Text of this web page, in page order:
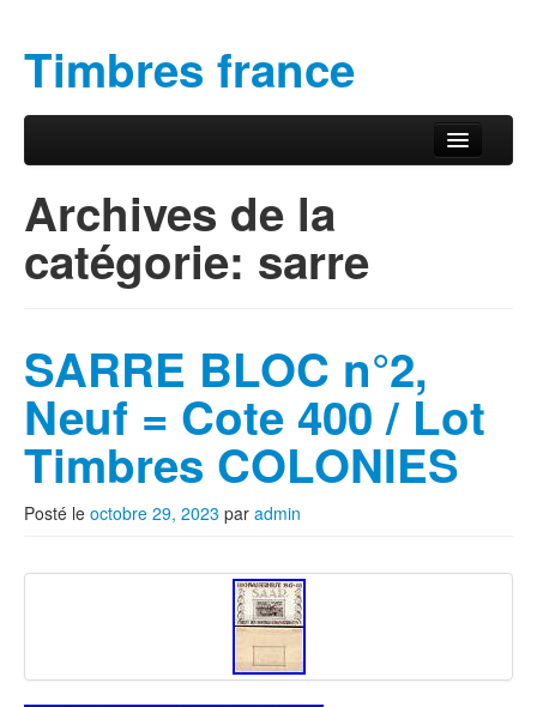
Timbres france
Menu principal
Archives de la
catégorie: sarre
SARRE BLOC n°2,
Neuf = Cote 400 / Lot
Timbres COLONIES
Posté le octobre 29, 2023 par admin